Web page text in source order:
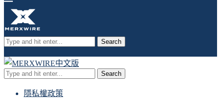
Search
Search
隱私權政策